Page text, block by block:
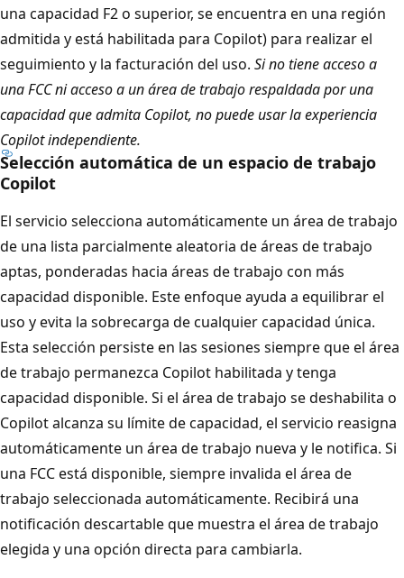
una capacidad F2 o superior, se encuentra en una región
admitida y está habilitada para Copilot) para realizar el
seguimiento y la facturación del uso. Si no tiene acceso a
una FCC ni acceso a un área de trabajo respaldada por una
capacidad que admita Copilot, no puede usar la experiencia
Copilot independiente.
Selección automática de un espacio de trabajo
Copilot
El servicio selecciona automáticamente un área de trabajo
de una lista parcialmente aleatoria de áreas de trabajo
aptas, ponderadas hacia áreas de trabajo con más
capacidad disponible. Este enfoque ayuda a equilibrar el
uso y evita la sobrecarga de cualquier capacidad única.
Esta selección persiste en las sesiones siempre que el área
de trabajo permanezca Copilot habilitada y tenga
capacidad disponible. Si el área de trabajo se deshabilita o
Copilot alcanza su límite de capacidad, el servicio reasigna
automáticamente un área de trabajo nueva y le notifica. Si
una FCC está disponible, siempre invalida el área de
trabajo seleccionada automáticamente. Recibirá una
notificación descartable que muestra el área de trabajo
elegida y una opción directa para cambiarla.